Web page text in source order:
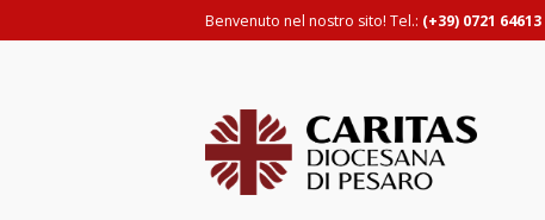
Benvenuto nel nostro sito! Tel.: (+39) 0721 64613